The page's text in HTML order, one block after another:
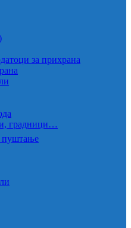
за прихрана
градници…
пуштање